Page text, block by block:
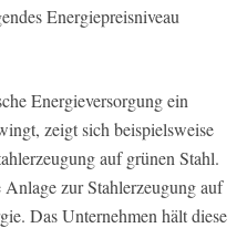
Energiepreisniveau
Energieversorgung ein
zeigt sich beispielsweise
auf grünen Stahl.
zur Stahlerzeugung auf
Das Unternehmen hält diese